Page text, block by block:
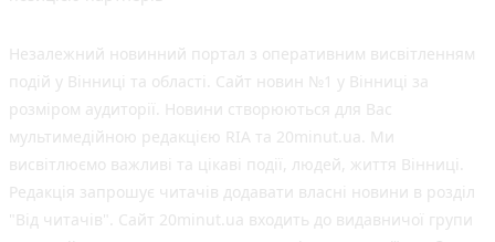
Незалежний новинний портал з оперативним висвітленням
подій у Вінниці та області. Сайт новин №1 у Вінниці за
розміром аудиторії. Новини створюються для Вас
мультимедійною редакцією RIA та 20minut.ua. Ми
висвітлюємо важливі та цікаві події, людей, життя Вінниці.
Редакція запрошує читачів додавати власні новини в розділ
"Від читачів". Сайт 20minut.ua входить до видавничої групи